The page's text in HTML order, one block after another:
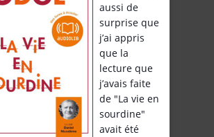
aussi de
surprise que
j’ai appris
que la
lecture que
j’avais faite
de "La vie en
sourdine"
avait été